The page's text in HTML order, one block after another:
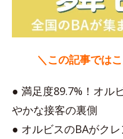
＼この記事では
● 満足度89.7%！オル
やかな接客の裏側
● オルビスのBAがク